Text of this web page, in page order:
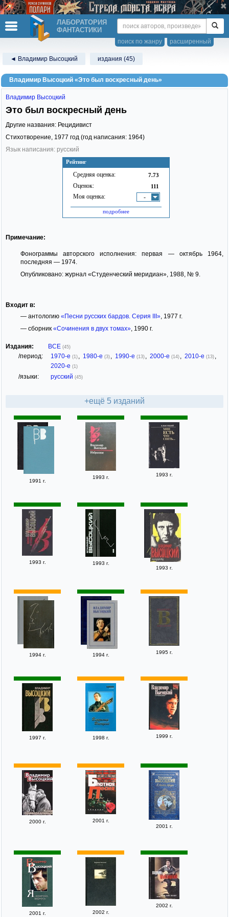
ЛАБОРАТОРИЯ
ФАНТАСТИКИ
расширенный
поиск по жанру
◄ Владимир Высоцкий издания (45)
Владимир Высоцкий «Это был воскресный день»
Рейтинг
Средняя оценка: 7.73
Оценок: 111
Моя оценка: -
подробнее
Владимир Высоцкий
Это был воскресный день
Другие названия: Рецидивист
Стихотворение, 1977 год (год написания: 1964)
Язык написания: русский
Примечание:
Фонограммы авторского исполнения: первая — октябрь 1964,
последняя — 1974.
Опубликовано: журнал «Студенческий меридиан», 1988, № 9.
Входит в:
— антологию «Песни русских бардов. Серия III», 1977 г.
— сборник «Сочинения в двух томах», 1990 г.
Издания: ВСЕ (45)
/период: 1970-е (1) 1980-е (3) 1990-е (13) 2000-е (14) 2010-е (13)
2020-е (1)
/языки: русский (45)
+ещё 5 изданий
1991 г.
1993 г. 1993 г.
1993 г.
1993 г.
1993 г.
1994 г. 1994 г. 1995 г.
1997 г. 1998 г. 1999 г.
2000 г.
2001 г.
2001 г.
2001 г. 2002 г.
2002 г.